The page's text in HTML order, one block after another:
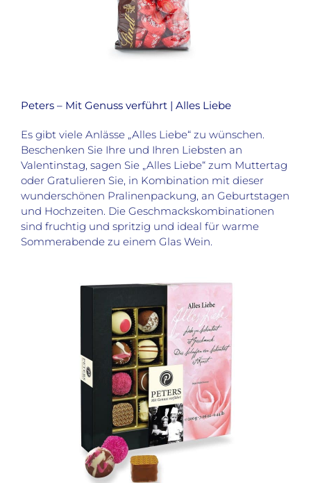
Peters – Mit Genuss verführt | Alles Liebe
Es gibt viele Anlässe „Alles Liebe“ zu wünschen.
Beschenken Sie Ihre und Ihren Liebsten an
Valentinstag, sagen Sie „Alles Liebe“ zum Muttertag
oder Gratulieren Sie, in Kombination mit dieser
wunderschönen Pralinenpackung, an Geburtstagen
und Hochzeiten. Die Geschmackskombinationen
sind fruchtig und spritzig und ideal für warme
Sommerabende zu einem Glas Wein.